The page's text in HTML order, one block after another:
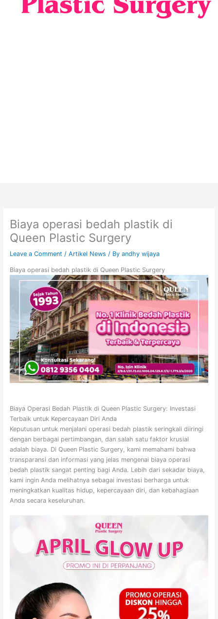
Biaya operasi bedah plastik di
Queen Plastic Surgery
Leave a Comment / Artikel News / By andhy wijaya
Biaya operasi bedah plastik di Queen Plastic Surgery
Biaya Operasi Bedah Plastik di Queen Plastic Surgery: Investasi
Terbaik untuk Kepercayaan Diri Anda
Keputusan untuk menjalani operasi bedah plastik seringkali diiringi
dengan berbagai pertimbangan, dan salah satu faktor krusial
adalah biaya. Di Queen Plastic Surgery, kami memahami bahwa
transparansi dan informasi yang jelas mengenai biaya operasi
bedah plastik sangat penting bagi Anda. Lebih dari sekadar biaya,
kami ingin Anda melihatnya sebagai investasi berharga untuk
meningkatkan kualitas hidup, kepercayaan diri, dan kebahagiaan
Anda secara keseluruhan.